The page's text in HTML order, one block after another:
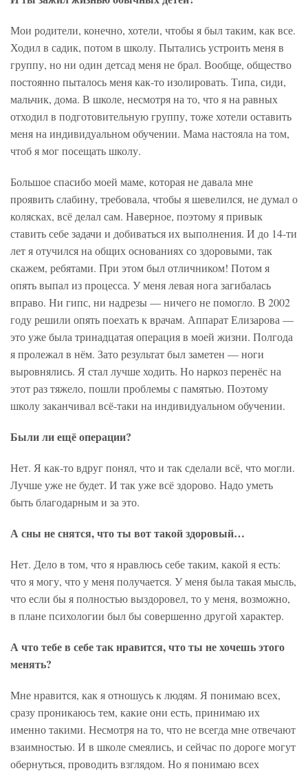
Мои родители, конечно, хотели, чтобы я был таким, как все.
Ходил в садик, потом в школу. Пытались устроить меня в
группу, но ни один детсад меня не брал. Вообще, общество
постоянно пыталось меня как-то изолировать. Типа, сиди,
мальчик, дома. В школе, несмотря на то, что я на равных
отходил в подготовительную группу, тоже хотели оставить
меня на индивидуальном обучении. Мама настояла на том,
чтоб я мог посещать школу.
Большое спасибо моей маме, которая не давала мне
проявить слабину, требовала, чтобы я шевелился, не думал о
колясках, всё делал сам. Наверное, поэтому я привык
ставить себе задачи и добиваться их выполнения. И до 14-ти
лет я отучился на общих основаниях со здоровыми, так
скажем, ребятами. При этом был отличником! Потом я
опять выпал из процесса. У меня левая нога загибалась
вправо. Ни гипс, ни надрезы — ничего не помогло. В 2002
году решили опять поехать к врачам. Аппарат Елизарова —
это уже была тринадцатая операция в моей жизни. Полгода
я пролежал в нём. Зато результат был заметен — ноги
выровнялись. Я стал лучше ходить. Но наркоз перенёс на
этот раз тяжело, пошли проблемы с памятью. Поэтому
школу заканчивал всё-таки на индивидуальном обучении.
Были ли ещё операции?
Нет. Я как-то вдруг понял, что и так сделали всё, что могли.
Лучше уже не будет. И так уже всё здорово. Надо уметь
быть благодарным и за это.
А сны не снятся, что ты вот такой здоровый…
Нет. Дело в том, что я нравлюсь себе таким, какой я есть:
что я могу, что у меня получается. У меня была такая мысль,
что если бы я полностью выздоровел, то у меня, возможно,
в плане психологии был бы совершенно другой характер.
А что тебе в себе так нравится, что ты не хочешь этого
менять?
Мне нравится, как я отношусь к людям. Я понимаю всех,
сразу проникаюсь тем, какие они есть, принимаю их
именно такими. Несмотря на то, что не всегда мне отвечают
взаимностью. И в школе смеялись, и сейчас по дороге могут
обернуться, проводить взглядом. Но я понимаю всех